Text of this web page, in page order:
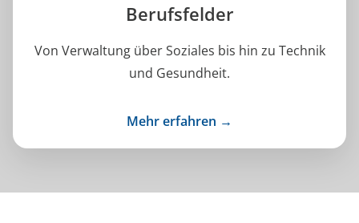
Berufsfelder
Von Verwaltung über Soziales bis hin zu Technik
und Gesundheit.
Mehr erfahren →